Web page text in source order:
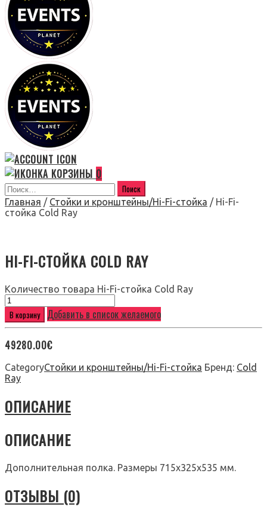
0
Главная / Стойки и кронштейны/Hi-Fi-стойка / Hi-Fi-
стойка Cold Ray
HI-FI-СТОЙКА COLD RAY
Количество товара Hi-Fi-стойка Cold Ray
В корзину Добавить в список желаемого
49280.00€
CategoryСтойки и кронштейны/Hi-Fi-стойка Бренд: Cold
Ray
ОПИСАНИЕ
ОПИСАНИЕ
Дополнительная полка. Размеры 715x325x535 мм.
ОТЗЫВЫ (0)